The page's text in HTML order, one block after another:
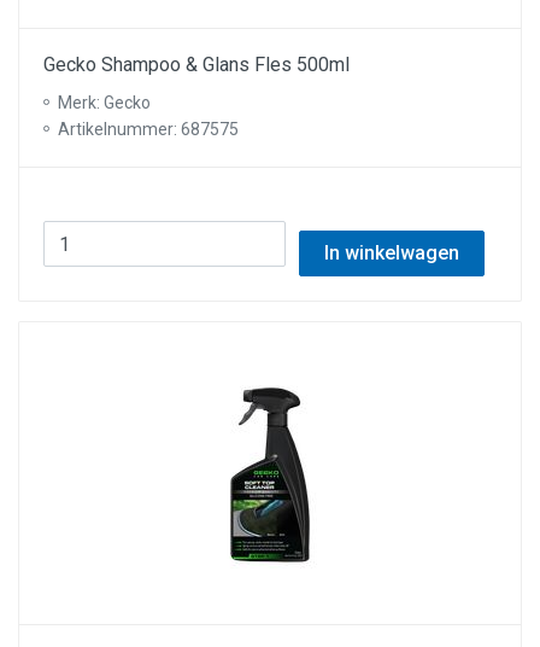
Gecko Shampoo & Glans Fles 500ml
Merk: Gecko
Artikelnummer: 687575
In winkelwagen